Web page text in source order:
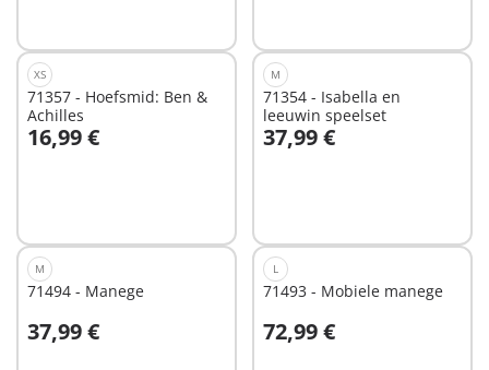
XS
71357 - Hoefsmid: Ben &
Achilles
16,99 €
In winkelwagen
M
71354 - Isabella en
leeuwin speelset
37,99 €
In winkelwagen
M
71494 - Manege
37,99 €
L
71493 - Mobiele manege
72,99 €